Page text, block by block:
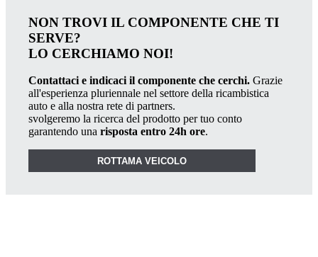
NON TROVI IL COMPONENTE CHE TI
SERVE?
LO CERCHIAMO NOI!
Contattaci e indicaci il componente che cerchi. Grazie
all'esperienza pluriennale nel settore della ricambistica
auto e alla nostra rete di partners.
svolgeremo la ricerca del prodotto per tuo conto
garantendo una risposta entro 24h ore.
ROTTAMA VEICOLO